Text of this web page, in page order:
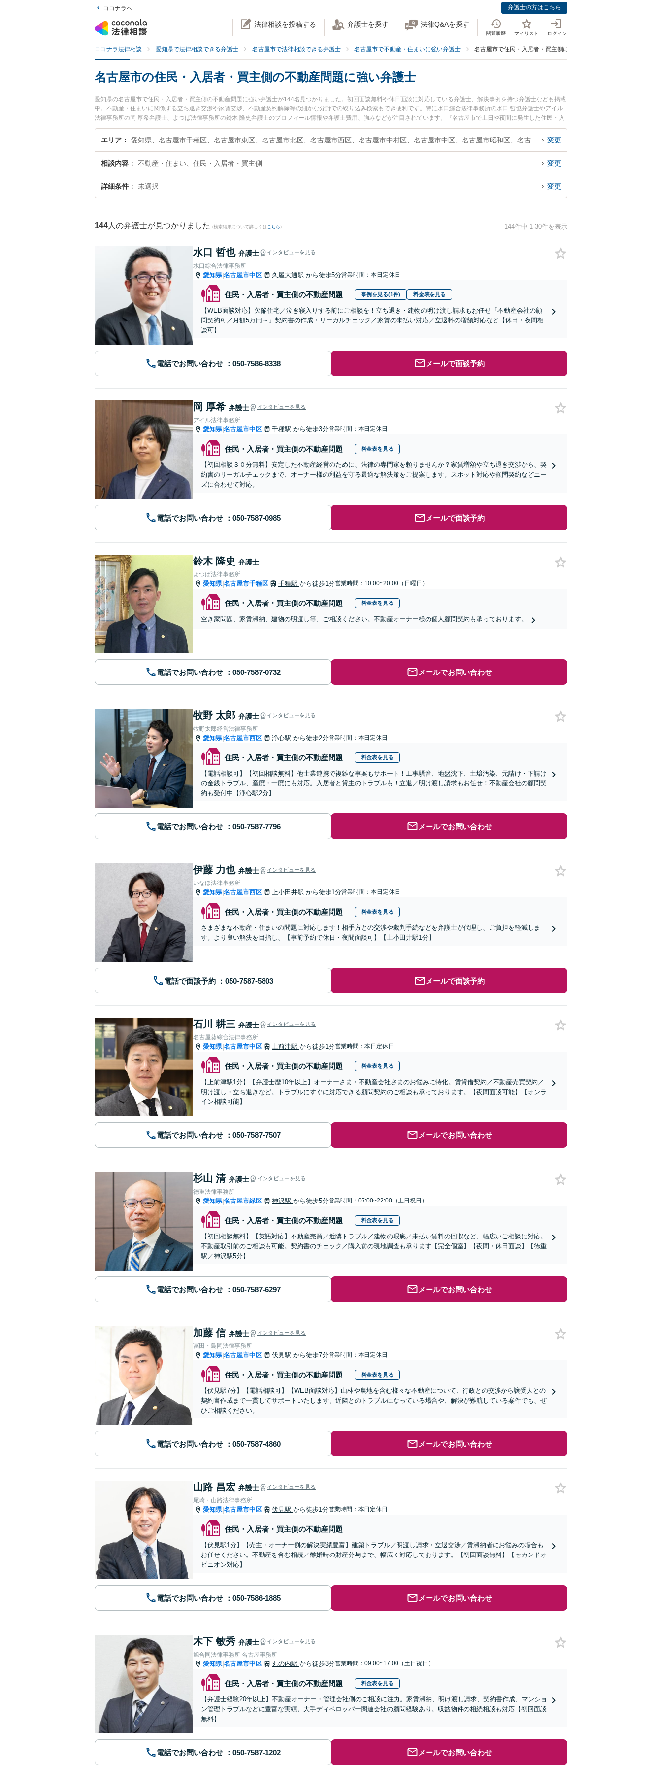
ココナラへ 弁護士の方はこちら
法律相談を投稿する 弁護士を探す 法律Q&Aを探す
閲覧履歴 マイリスト ログイン
ココナラ法律相談 愛知県で法律相談できる弁護士 名古屋市で法律相談できる弁護士 名古屋市で不動産・住まいに強い弁護士 名古屋市で住民・入居者・買主側に強い弁護士
名古屋市の住民・入居者・買主側の不動産問題に強い弁護士
愛知県の名古屋市で住民・入居者・買主側の不動産問題に強い弁護士が144名見つかりました。初回面談無料や休日面談に対応している弁護士、解決事例を持つ弁護士なども掲載
中。不動産・住まいに関係する立ち退き交渉や家賃交渉、不動産契約解除等の細かな分野での絞り込み検索もでき便利です。特に水口綜合法律事務所の水口 哲也弁護士やアイル
法律事務所の岡 厚希弁護士、よつば法律事務所の鈴木 隆史弁護士のプロフィール情報や弁護士費用、強みなどが注目されています。『名古屋市で土日や夜間に発生した住民・入
居者・買主側の不動産問題のトラブルを今すぐに弁護士に相談したい』『住民・入居者・買主側の不動産問題のトラブル解決の実績豊富な近くの弁護士を検索したい』『初回相談
無料で住民・入居者・買主側の不動産問題を法律相談できる名古屋市内の弁護士に相談予約したい』などでお困りの相談者さんにおすすめです。
エリア 変更
相談内容 不動産・住まい、住民・入居者・買主側 変更
詳細条件 未選択 変更
144 人の弁護士が見つかりました (検索結果について詳しくは こちら) 144件中 1-30件を表示
水口 哲也 弁護士 インタビューを見る
水口綜合法律事務所
愛知県|名古屋市中区 久屋大通駅 から徒歩5分営業時間：本日定休日
住民・入居者・買主側の不動産問題 事例を見る(1件) 料金表を見る
【WEB面談対応】欠陥住宅／泣き寝入りする前にご相談を！立ち退き・建物の明け渡し請求もお任せ「不動産会社の顧
問契約可／月額5万円～」契約書の作成・リーガルチェック／家賃の未払い対応／立退料の増額対応など【休日・夜間相
談可】
電話でお問い合わせ メールで面談予約
岡 厚希 弁護士 インタビューを見る
アイル法律事務所
愛知県|名古屋市中区 千種駅 から徒歩3分営業時間：本日定休日
住民・入居者・買主側の不動産問題 料金表を見る
【初回相談３０分無料】安定した不動産経営のために、法律の専門家を頼りませんか？家賃増額や立ち退き交渉から、契
約書のリーガルチェックまで、オーナー様の利益を守る最適な解決策をご提案します。スポット対応や顧問契約などニー
ズに合わせて対応。
電話でお問い合わせ メールで面談予約
鈴木 隆史 弁護士
よつば法律事務所
愛知県|名古屋市千種区 千種駅 から徒歩1分営業時間：10:00~20:00（日曜日）
住民・入居者・買主側の不動産問題 料金表を見る
空き家問題、家賃滞納、建物の明渡し等、ご相談ください。不動産オーナー様の個人顧問契約も承っております。
電話でお問い合わせ メールでお問い合わせ
牧野 太郎 弁護士 インタビューを見る
牧野太郎経営法律事務所
愛知県|名古屋市西区 浄心駅 から徒歩2分営業時間：本日定休日
住民・入居者・買主側の不動産問題 料金表を見る
【電話相談可】【初回相談無料】他士業連携で複雑な事案もサポート！工事騒音、地盤沈下、土壌汚染、元請け・下請け
の金銭トラブル、産廃・一廃にも対応。入居者と貸主のトラブルも！立退／明け渡し請求もお任せ！不動産会社の顧問契
約も受付中【浄心駅2分】
電話でお問い合わせ メールでお問い合わせ
伊藤 力也 弁護士 インタビューを見る
いなほ法律事務所
愛知県|名古屋市西区 上小田井駅 から徒歩1分営業時間：本日定休日
住民・入居者・買主側の不動産問題 料金表を見る
さまざまな不動産・住まいの問題に対応します！相手方との交渉や裁判手続などを弁護士が代理し、ご負担を軽減しま
す。より良い解決を目指し、【事前予約で休日・夜間面談可】【上小田井駅1分】
電話で面談予約 メールで面談予約
石川 耕三 弁護士 インタビューを見る
名古屋葵綜合法律事務所
愛知県|名古屋市中区 上前津駅 から徒歩1分営業時間：本日定休日
住民・入居者・買主側の不動産問題 料金表を見る
【上前津駅1分】【弁護士歴10年以上】オーナーさま・不動産会社さまのお悩みに特化。賃貸借契約／不動産売買契約／
明け渡し・立ち退きなど。トラブルにすぐに対応できる顧問契約のご相談も承っております。【夜間面談可能】【オンラ
イン相談可能】
電話でお問い合わせ メールでお問い合わせ
杉山 清 弁護士 インタビューを見る
徳重法律事務所
愛知県|名古屋市緑区 神沢駅 から徒歩5分営業時間：07:00~22:00（土日祝日）
住民・入居者・買主側の不動産問題 料金表を見る
【初回相談無料】【英語対応】不動産売買／近隣トラブル／建物の瑕疵／未払い賃料の回収など、幅広いご相談に対応。
不動産取引前のご相談も可能。契約書のチェック／購入前の現地調査も承ります【完全個室】【夜間・休日面談】【徳重
駅／神沢駅5分】
電話でお問い合わせ メールでお問い合わせ
加藤 信 弁護士 インタビューを見る
冨田・島岡法律事務所
愛知県|名古屋市中区 伏見駅 から徒歩7分営業時間：本日定休日
住民・入居者・買主側の不動産問題 料金表を見る
【伏見駅7分】【電話相談可】【WEB面談対応】山林や農地を含む様々な不動産について、行政との交渉から譲受人との
契約書作成まで一貫してサポートいたします。近隣とのトラブルになっている場合や、解決が難航している案件でも、ぜ
ひご相談ください。
電話でお問い合わせ メールでお問い合わせ
山路 昌宏 弁護士 インタビューを見る
尾崎・山路法律事務所
愛知県|名古屋市中区 伏見駅 から徒歩1分営業時間：本日定休日
住民・入居者・買主側の不動産問題
【伏見駅1分】【売主・オーナー側の解決実績豊富】建築トラブル／明渡し請求・立退交渉／賃滞納者にお悩みの場合も
お任せください。不動産を含む相続／離婚時の財産分与まで、幅広く対応しております。【初回面談無料】【セカンドオ
ピニオン対応】
電話でお問い合わせ メールでお問い合わせ
木下 敏秀 弁護士 インタビューを見る
旭合同法律事務所 名古屋事務所
愛知県|名古屋市中区 丸の内駅 から徒歩3分営業時間：09:00~17:00（土日祝日）
住民・入居者・買主側の不動産問題 料金表を見る
【弁護士経験20年以上】不動産オーナー・管理会社側のご相談に注力。家賃滞納、明け渡し請求、契約書作成、マンショ
ン管理トラブルなどに豊富な実績。大手ディベロッパー関連会社の顧問経験あり。収益物件の相続相談も対応【初回面談
無料】
電話でお問い合わせ メールでお問い合わせ